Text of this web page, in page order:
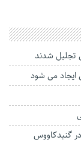
تجلیل شدند
ایجاد می شود